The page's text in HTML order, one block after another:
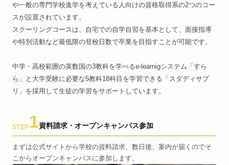
や一般の専門学校進学を考えている人向けの資格取得系の2つのコー
スが設置されています。
スクーリングコースは、自宅での自学自習を基本として、面接指導
や特別活動など最低限の登校日数で卒業を目指すことが可能です。
中学・高校範囲の英数国の3教科を学べるe-learnigシステム「すら
ら」と大学受験に必要な5教科18科目を学習できる「スダディサプ
リ」を採用して生徒の学習をサポートしています。
STEP 1資料請求・オープンキャンパス参加
まずは公式サイトから学校の資料請求、数日後、案内が届くのでそ
こからオープンキャンパスに参加します。